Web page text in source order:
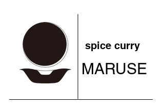
spice curry
MARUSE